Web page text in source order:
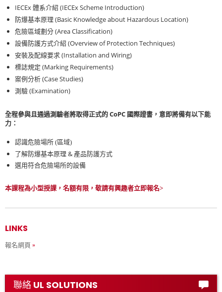
IECEx 體系介紹 (IECEx Scheme Introduction)
防爆基本原理 (Basic Knowledge about Hazardous Location)
危險區域劃分 (Area Classification)
設備防護方式介紹 (Overview of Protection Techniques)
安裝及配線要求 (Installation and Wiring)
標誌規定 (Marking Requirements)
案例分析 (Case Studies)
測驗 (Examination)
全程參與且通過測驗者將取得正式的 CoPC 國際證書，意即將備有以下能
力：
認識危險場所 (區域)
了解防爆基本原理 & 產品防護方式
選用符合危險場所的設備
本課程為小型授課，名額有限，敬請有興趣者立即報名>
LINKS
報名網頁
聯絡 UL SOLUTIONS